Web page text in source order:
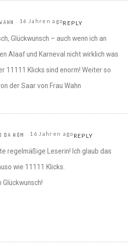
16 Jahren agoREPLY
Glückwunsch – auch wenn ich an
Alaaf und Karneval nicht wirklich was
11111 Klicks sind enorm! Weiter so
der Saar von Frau Wahn
DA HÖM 16 Jahren agoREPLY
regelmäßige Leserin! Ich glaub das
wie 11111 Klicks.
Glückwunsch!